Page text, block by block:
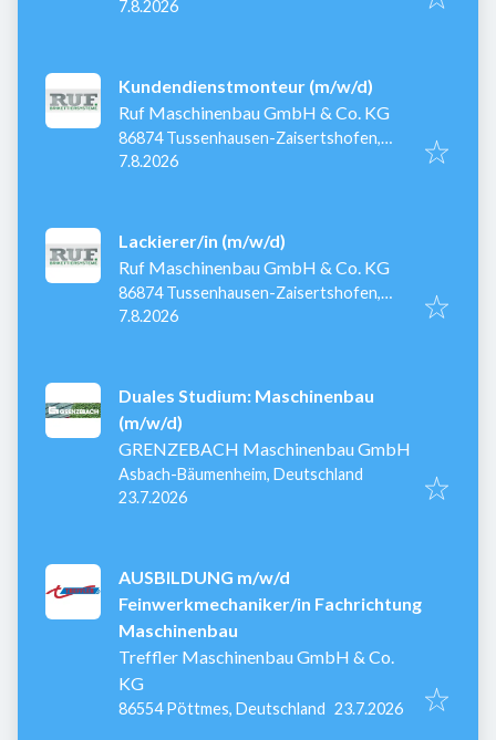
Deutschland
Veröffentlicht
7.8.2026
Kundendienstmonteur (m/w/d)
Ruf Maschinenbau GmbH & Co. KG
86874 Tussenhausen-Zaisertshofen,
Deutschland
Veröffentlicht
7.8.2026
Lackierer/in (m/w/d)
Ruf Maschinenbau GmbH & Co. KG
86874 Tussenhausen-Zaisertshofen,
Deutschland
Veröffentlicht
7.8.2026
Duales Studium: Maschinenbau
(m/w/d)
GRENZEBACH Maschinenbau GmbH
Asbach-Bäumenheim, Deutschland
Veröffentlicht
23.7.2026
AUSBILDUNG m/w/d
Feinwerkmechaniker/in Fachrichtung
Maschinenbau
Treffler Maschinenbau GmbH & Co.
KG
86554 Pöttmes, Deutschland Veröffentlicht:
23.7.2026